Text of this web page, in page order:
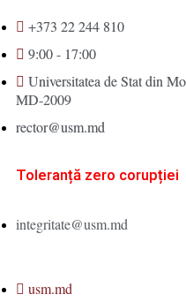
+373 22 244 810
9:00 - 17:00
Universitatea de Stat din
MD-2009
rector@usm.md
Toleranță zero corupției
integritate@usm.md
usm.md